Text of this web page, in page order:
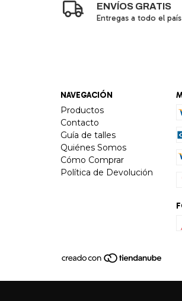
ENVÍOS GRATIS
Entregas a todo el país
NAVEGACIÓN
Productos
Contacto
Guía de talles
Quiénes Somos
Cómo Comprar
Política de Devolución